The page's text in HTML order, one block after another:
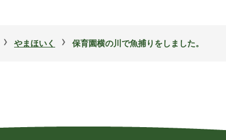
› やまほいく › 保育園横の川で魚捕りをしました。